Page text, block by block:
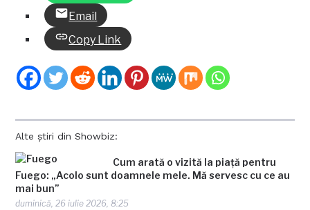
Alte știri din Showbiz:
Cum arată o vizită la piață pentru
Fuego: „Acolo sunt doamnele mele. Mă servesc cu ce au
mai bun”
duminică, 26 iulie 2026, 8:25
Email
Copy Link